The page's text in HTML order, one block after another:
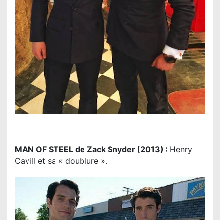
MAN OF STEEL de Zack Snyder (2013) : Henry
Cavill et sa « doublure ».